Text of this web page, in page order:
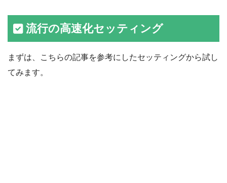
流行の高速化セッティング
まずは、こちらの記事を参考にしたセッティングから試し
てみます。